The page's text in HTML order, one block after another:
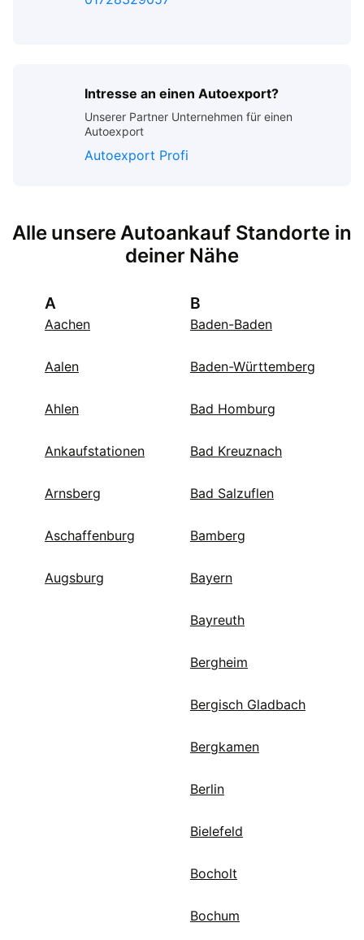
Intresse an einen Autoexport?
Unserer Partner Unternehmen für einen
Autoexport
Autoexport Profi
Alle unsere Autoankauf Standorte in
deiner Nähe
A
Aachen
Aalen
Ahlen
Ankaufstationen
Arnsberg
Aschaffenburg
Augsburg
B
Baden-Baden
Baden-Württemberg
Bad Homburg
Bad Kreuznach
Bad Salzuflen
Bamberg
Bayern
Bayreuth
Bergheim
Bergisch Gladbach
Bergkamen
Berlin
Bielefeld
Bocholt
Bochum